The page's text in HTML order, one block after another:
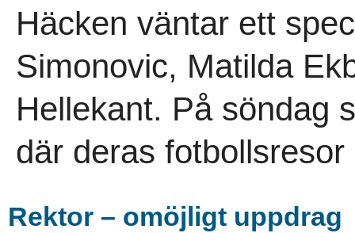
Häcken väntar ett
Simonovic, Matilda
Hellekant. På söndag
där deras fotbollsresor
Rektor – omöjligt uppdrag